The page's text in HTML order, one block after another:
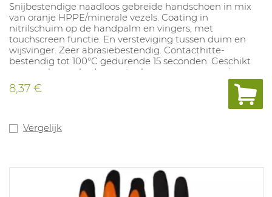
Snijbestendige naadloos gebreide handschoen in mix
van oranje HPPE/minerale vezels. Coating in
nitrilschuim op de handpalm en vingers, met
touchscreen functie. En versteviging tussen duim en
wijsvinger. Zeer abrasiebestendig. Contacthitte-
bestendig tot 100°C gedurende 15 seconden. Geschikt
voor werkzaamheden met scherpe voorwerpen, in
droge en vettige omstandigehden. Touchscreen functie
op de wijsvinger en duim. Maten: 7-11.
8,37 €
Vergelijk